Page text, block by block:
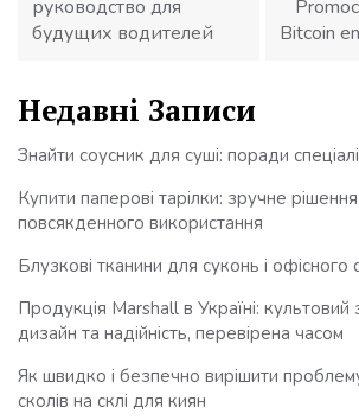
руководство для
будущих водителей
Bitcoin
Недавні Записи
Знайти соусник для суші: поради
Купити паперові тарілки: зручне
повсякденного використання
Блузкові тканини для суконь і офісного
Продукція Marshall в Україні:
дизайн та надійність, перевірена часом
Як швидко і безпечно вирішити
сколів на склі для киян